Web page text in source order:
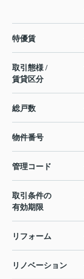
特優賃
取引態様 /
賃貸区分
総戸数
物件番号
管理コード
取引条件の
有効期限
リフォーム
リノベーション